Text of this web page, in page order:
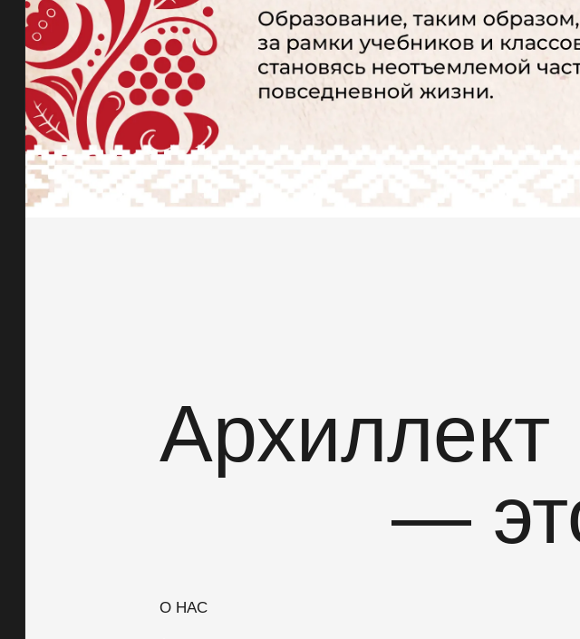
Архиллект
⠀⠀⠀⠀—
О НАС